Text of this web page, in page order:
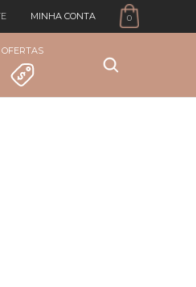
MINHA CONTA 0
OFERTAS